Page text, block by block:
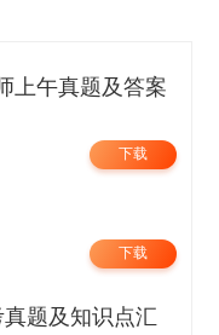
上午真题及答案
下载
下载
题及知识点汇